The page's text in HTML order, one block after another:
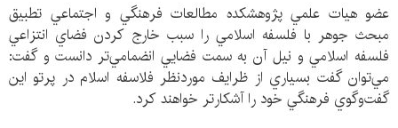
عضو هيات علمي پژوهشكده مطالعات فرهنگي و اجتماعي تطبيق
مبحث جوهر با فلسفه اسلامي را سبب خارج كردن فضاي انتزاعي
فلسفه اسلامي و نيل آن به سمت فضايي انضمامي‌تر دانست و گفت:
مي‌توان گفت بسياري از ظرايف موردنظر فلاسفه اسلام در پرتو اين
گفت‌وگوي فرهنگي خود را آشكارتر خواهند كرد.